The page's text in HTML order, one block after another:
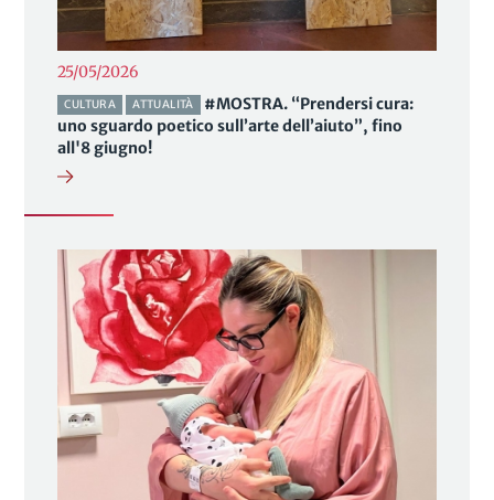
25/05/2026
CULTURA ATTUALITÀ
#MOSTRA. “Prendersi cura:
uno sguardo poetico sull’arte dell’aiuto”, fino
all'8 giugno!